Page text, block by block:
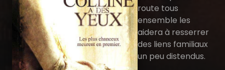
route tous
ensemble les
aidera à resserrer
des liens familiaux
un peu distendus.